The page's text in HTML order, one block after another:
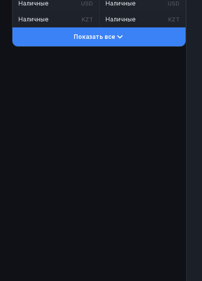
Наличные USD
Наличные KZT
Наличные USD
Наличные KZT
Показать все